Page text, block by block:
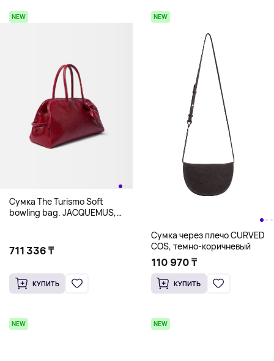
NEW
Сумка The Turismo Soft
bowling bag. JACQUEMUS,
711 336 ₸
КУПИТЬ
NEW
Сумка через плечо CURVED
COS, темно-коричневый
110 970 ₸
КУПИТЬ
NEW NEW